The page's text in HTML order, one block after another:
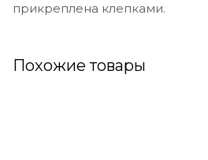
прикреплена клепками.
Похожие товары